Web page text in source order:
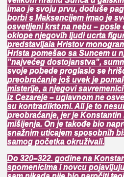
imao je svoju prvu, doduše
borbi s Maksencijem imao je
osvetljeni krst na nebu – posle
oklope njegovih ljudi ucrta
predstavljala Hristov
Hrista pomešao sa Suncem u
"najvećeg dostojanstva",
svoje pobede proglasio se
preobraćanje još uvek je
misterije, a njegovi
iz Cezareje – uglavnom ne
su kontradiktorni. Ali je to
preobraćanje, jer je
mišljenja. On je takođe bio
snažnim uticajem sposobnih
samog početka okruživali.
Do 320–322. godine na
spomenicima i novcu